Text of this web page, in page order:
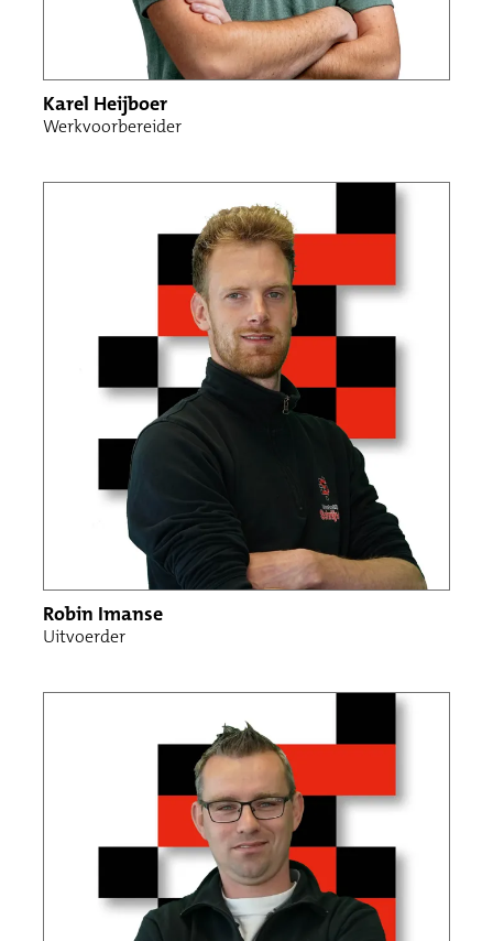
Karel Heijboer
Werkvoorbereider
Robin Imanse
Uitvoerder